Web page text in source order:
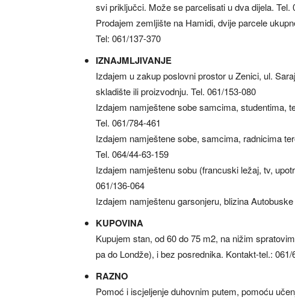
svi priključci. Može se parcelisati u dva dijela. Tel.
Prodajem zemljište na Hamidi, dvije parcele
Tel: 061/137-370
IZNAJMLJIVANJE
Izdajem u zakup poslovni prostor u Zenici, ul.
skladište ili proizvodnju. Tel. 061/153-080
Izdajem namještene sobe samcima, studentima,
Tel. 061/784-461
Izdajem namještene sobe, samcima, radnicima
Tel. 064/44-63-159
Izdajem namještenu sobu (francuski ležaj, tv,
061/136-064
Izdajem namještenu garsonjeru, blizina
KUPOVINA
Kupujem stan, od 60 do 75 m2, na nižim
pa do Londže), i bez posrednika. Kontakt-tel.: 061/
RAZNO
Pomoć i iscjeljenje duhovnim putem, pomoću